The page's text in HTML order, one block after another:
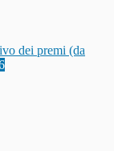
dei premi (da